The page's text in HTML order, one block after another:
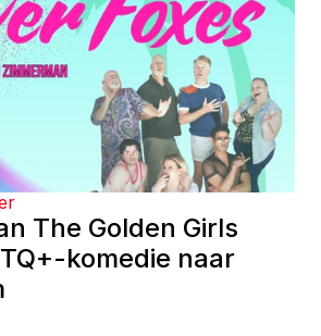
The Golden Girls
komedie naar